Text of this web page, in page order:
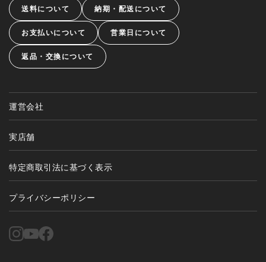
送料について 納期・配送について
お支払いについて 営業日について
返品・交換について
運営会社
実店舗
特定商取引法に基づく表示
プライバシーポリシー